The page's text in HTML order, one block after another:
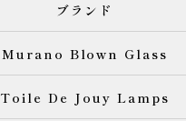
ブランド
Murano Blown Glass
Toile De Jouy Lamps